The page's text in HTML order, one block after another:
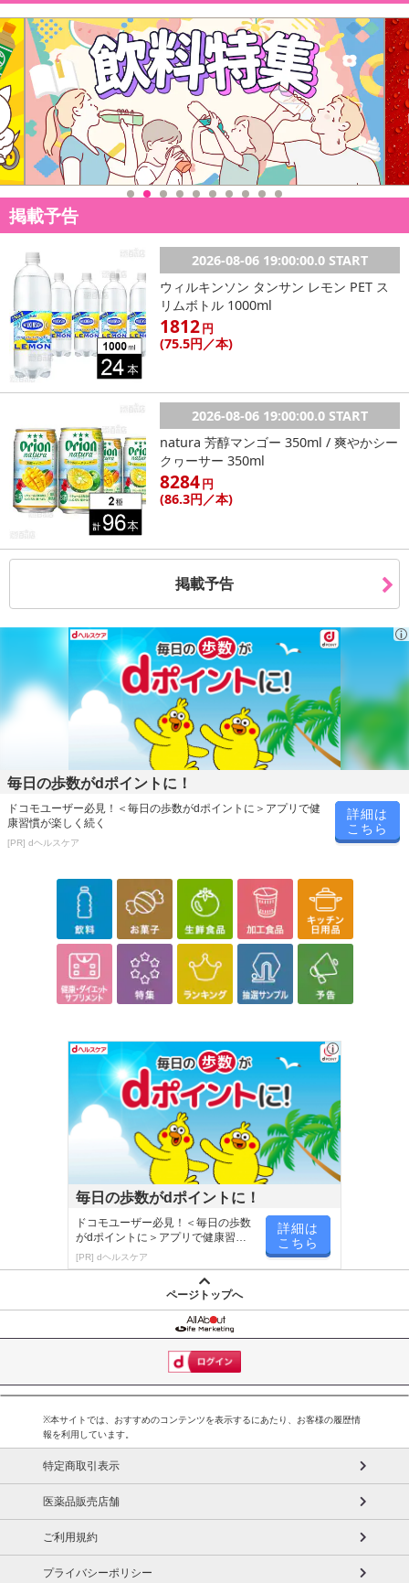
掲載予告
2026-08-06 19:00:00.0 START
ウィルキンソン タンサン レモン PET ス
リムボトル 1000ml
1812円
(75.5円 ／本)
2026-08-06 19:00:00.0 START
natura 芳醇マンゴー 350ml / 爽やかシー
クヮーサー 350ml
8284円
(86.3円／本)
掲載予告
毎日の歩数がdポイントに！
ドコモユーザー必見！＜毎日の歩数がdポイントに＞アプリで健
康習慣が楽しく続く
[PR] dヘルスケア
詳細は
こちら
毎日の歩数がdポイントに！
ドコモユーザー必見！＜毎日の歩数
がdポイントに＞アプリで健康習慣
が楽しく続く
[PR] dヘルスケア
詳細は
こちら
ページトップへ
※本サイトでは、おすすめのコンテンツを表示するにあたり、お客様の履歴情
報を利用しています。
特定商取引表示
医薬品販売店舗
ご利用規約
プライバシーポリシー